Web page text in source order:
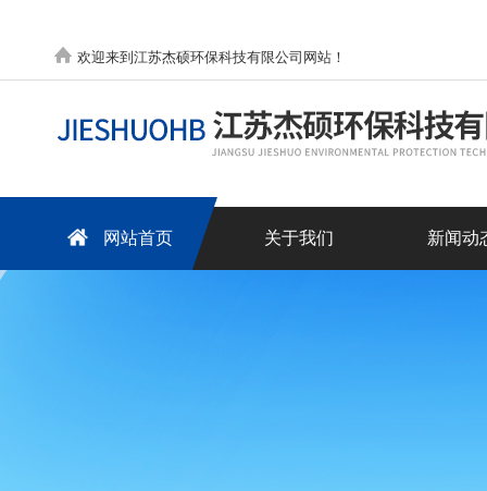
欢迎来到江苏杰硕环保科技有限公司网站！
网站首页 关于我们 新闻动